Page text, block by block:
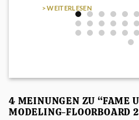
> WEITERLESEN
4 MEINUNGEN ZU “FAME
MODELING-